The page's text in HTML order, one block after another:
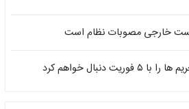
خارجی مصوبات نظام است
دنبال خواهم کرد